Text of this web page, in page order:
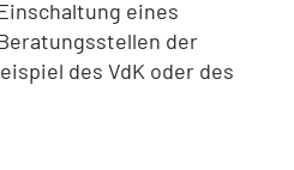
eines
der
des VdK oder des